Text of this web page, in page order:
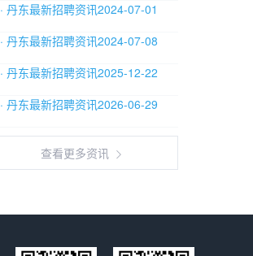
· 丹东最新招聘资讯2024-07-01
· 丹东最新招聘资讯2024-07-08
· 丹东最新招聘资讯2025-12-22
· 丹东最新招聘资讯2026-06-29
查看更多资讯